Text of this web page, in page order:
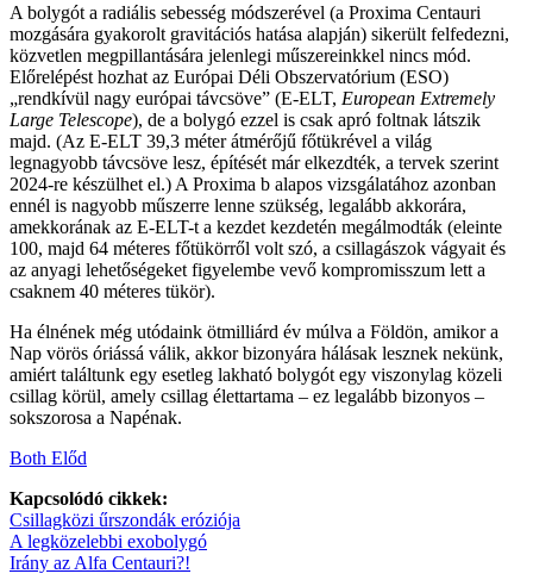
A bolygót a radiális sebesség módszerével (a Proxima Centauri
mozgására gyakorolt gravitációs hatása alapján) sikerült felfedezni,
közvetlen megpillantására jelenlegi műszereinkkel nincs mód.
Előrelépést hozhat az Európai Déli Obszervatórium (ESO)
„rendkívül nagy európai távcsöve” (E-ELT, European Extremely
Large Telescope), de a bolygó ezzel is csak apró foltnak látszik
majd. (Az E-ELT 39,3 méter átmérőjű főtükrével a világ
legnagyobb távcsöve lesz, építését már elkezdték, a tervek szerint
2024-re készülhet el.) A Proxima b alapos vizsgálatához azonban
ennél is nagyobb műszerre lenne szükség, legalább akkorára,
amekkorának az E-ELT-t a kezdet kezdetén megálmodták (eleinte
100, majd 64 méteres főtükörről volt szó, a csillagászok vágyait és
az anyagi lehetőségeket figyelembe vevő kompromisszum lett a
csaknem 40 méteres tükör).
Ha élnének még utódaink ötmilliárd év múlva a Földön, amikor a
Nap vörös óriássá válik, akkor bizonyára hálásak lesznek nekünk,
amiért találtunk egy esetleg lakható bolygót egy viszonylag közeli
csillag körül, amely csillag élettartama – ez legalább bizonyos –
sokszorosa a Napénak.
Both Előd
Kapcsolódó cikkek:
Csillagközi űrszondák eróziója
A legközelebbi exobolygó
Irány az Alfa Centauri?!